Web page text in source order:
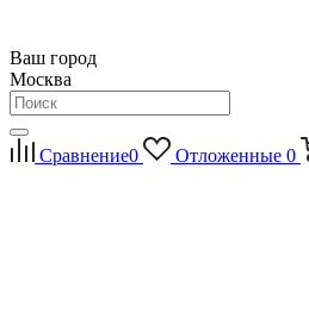
Ваш город
Москва
Сравнение0 Отложенные 0